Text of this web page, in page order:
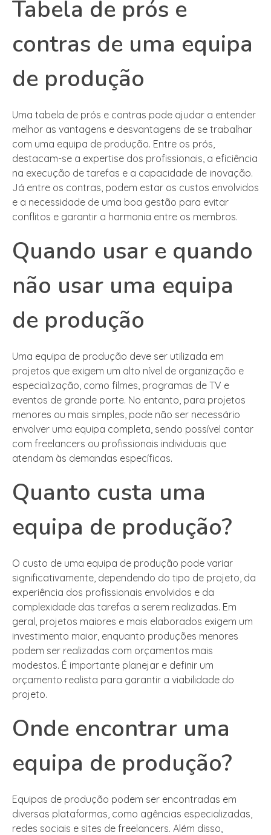
Tabela de prós e
contras de uma equipa
de produção
Uma tabela de prós e contras pode ajudar a entender
melhor as vantagens e desvantagens de se trabalhar
com uma equipa de produção. Entre os prós,
destacam-se a expertise dos profissionais, a eficiência
na execução de tarefas e a capacidade de inovação.
Já entre os contras, podem estar os custos envolvidos
e a necessidade de uma boa gestão para evitar
conflitos e garantir a harmonia entre os membros.
Quando usar e quando
não usar uma equipa
de produção
Uma equipa de produção deve ser utilizada em
projetos que exigem um alto nível de organização e
especialização, como filmes, programas de TV e
eventos de grande porte. No entanto, para projetos
menores ou mais simples, pode não ser necessário
envolver uma equipa completa, sendo possível contar
com freelancers ou profissionais individuais que
atendam às demandas específicas.
Quanto custa uma
equipa de produção?
O custo de uma equipa de produção pode variar
significativamente, dependendo do tipo de projeto, da
experiência dos profissionais envolvidos e da
complexidade das tarefas a serem realizadas. Em
geral, projetos maiores e mais elaborados exigem um
investimento maior, enquanto produções menores
podem ser realizadas com orçamentos mais
modestos. É importante planejar e definir um
orçamento realista para garantir a viabilidade do
projeto.
Onde encontrar uma
equipa de produção?
Equipas de produção podem ser encontradas em
diversas plataformas, como agências especializadas,
redes sociais e sites de freelancers. Além disso,